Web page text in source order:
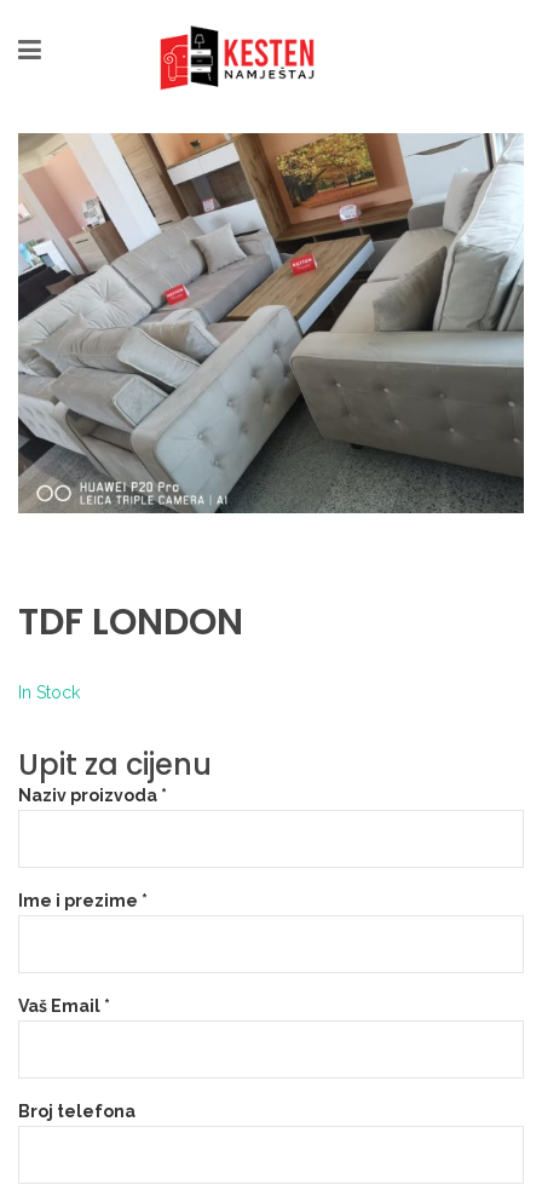
TROSJED DVOSJED FOTELJA
LONDON
TDF LONDON
In Stock
Upit za cijenu
Naziv proizvoda *
Ime i prezime *
Vaš Email *
Broj telefona